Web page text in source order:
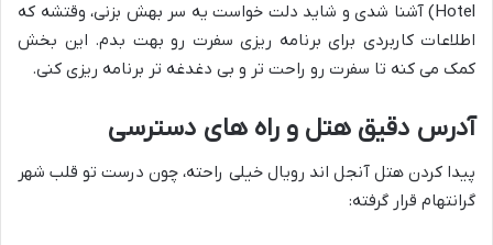
Hotel) آشنا شدی و شاید دلت خواست یه سر بهش بزنی، وقتشه که
اطلاعات کاربردی برای برنامه ریزی سفرت رو بهت بدم. این بخش
کمک می کنه تا سفرت رو راحت تر و بی دغدغه تر برنامه ریزی کنی.
آدرس دقیق هتل و راه های دسترسی
پیدا کردن هتل آنجل اند رویال خیلی راحته، چون درست تو قلب شهر
گرانتهام قرار گرفته: